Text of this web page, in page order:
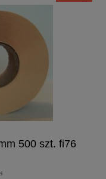
500 szt. fi76